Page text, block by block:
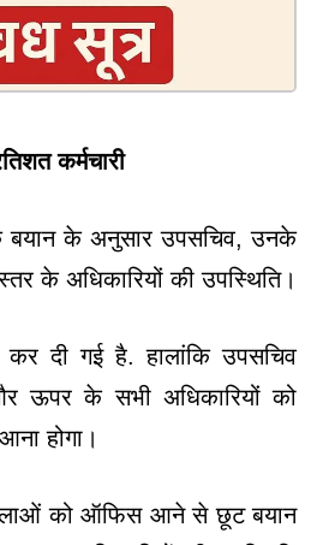
कर्मचारी
बयान के अनुसार उपसचिव, उनके
के अधिकारियों की उपस्थिति।
दी गई है. हालांकि उपसचिव
ऊपर के सभी अधिकारियों को
होगा।
को ऑफिस आने से छूट बयान